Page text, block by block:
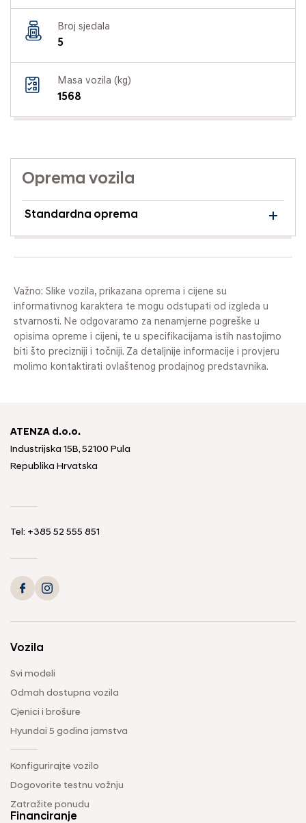
Broj sjedala
5
Masa vozila (kg)
1568
Oprema vozila
Standardna oprema
Važno: Slike vozila, prikazana oprema i cijene su
informativnog karaktera te mogu odstupati od izgleda u
stvarnosti. Ne odgovaramo za nenamjerne pogreške u
opisima opreme i cijeni, te u specifikacijama istih nastojimo
biti što precizniji i točniji. Za detaljnije informacije i provjeru
molimo kontaktirati ovlaštenog prodajnog predstavnika.
ATENZA d.o.o.
Industrijska 15B, 52100 Pula
Republika Hrvatska
Tel: +385 52 555 851
Vozila
Svi modeli
Odmah dostupna vozila
Cjenici i brošure
Hyundai 5 godina jamstva
Konfigurirajte vozilo
Dogovorite testnu vožnju
Zatražite ponudu
Financiranje